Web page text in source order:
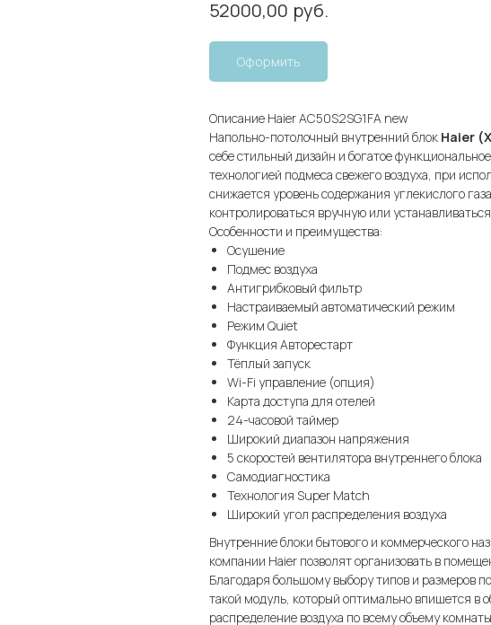
52000,00 руб.
Оформить
Описание Haier AC50S2SG1FA new
Напольно-потолочный внутренний блок Haier
себе стильный дизайн и богатое
технологией подмеса свежего воздуха, при
снижается уровень содержания углекислого
контролироваться вручную или
Особенности и преимущества:
Осушение
Подмес воздуха
Антигрибковый фильтр
Настраиваемый автоматический режим
Режим Quiet
Функция Авторестарт
Тёплый запуск
Wi-Fi управление (опция)
Карта доступа для отелей
24-часовой таймер
Широкий диапазон напряжения
5 скоростей вентилятора внутреннего блока
Самодиагностика
Технология Super Match
Широкий угол распределения воздуха
Внутренние блоки бытового и коммерческого
компании Haier позволят организовать в
Благодаря большому выбору типов и размеров
такой модуль, который оптимально впишется в
распределение воздуха по всему объему комнаты.